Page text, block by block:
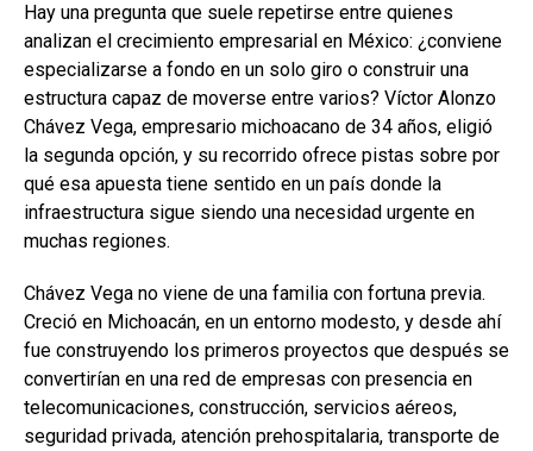
Hay una pregunta que suele repetirse entre quienes
analizan el crecimiento empresarial en México: ¿conviene
especializarse a fondo en un solo giro o construir una
estructura capaz de moverse entre varios? Víctor Alonzo
Chávez Vega, empresario michoacano de 34 años, eligió
la segunda opción, y su recorrido ofrece pistas sobre por
qué esa apuesta tiene sentido en un país donde la
infraestructura sigue siendo una necesidad urgente en
muchas regiones.
Chávez Vega no viene de una familia con fortuna previa.
Creció en Michoacán, en un entorno modesto, y desde ahí
fue construyendo los primeros proyectos que después se
convertirían en una red de empresas con presencia en
telecomunicaciones, construcción, servicios aéreos,
seguridad privada, atención prehospitalaria, transporte de